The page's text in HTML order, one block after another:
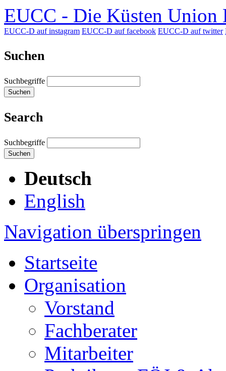
EUCC - Die Küsten Union
EUCC-D auf instagram EUCC-D auf facebook EUCC-D auf twitter
Suchen
Suchbegriffe
Suchen
Search
Suchbegriffe
Suchen
Deutsch
English
Navigation überspringen
Startseite
Organisation
Vorstand
Fachberater
Mitarbeiter